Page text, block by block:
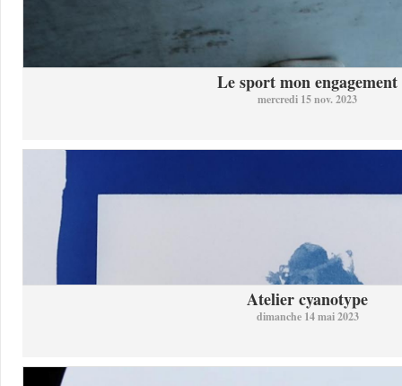
Le sport mon engagement
mercredi 15 nov. 2023
Atelier cyanotype
dimanche 14 mai 2023